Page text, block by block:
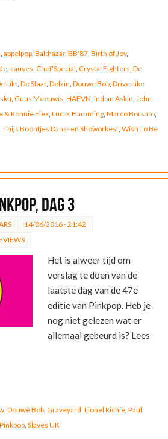
appelpop, Balthazar, BB'87, Birth of Joy,
, causes Chef'Special Crystal Fighters De
Likt, De Staat, Delain Douwe Bob, Drive Like
Guus Meeuwis HAEVN Indian Askin John
& Ronnie Flex, Lucas Hamming, Marco Borsato,
Thijs Boontjes Dans- en Showorkest, Wish To Be
dag 3
14/06/2016 - 21:42
Het is alweer tijd om
verslag te doen van de
laatste dag van de 47e
editie van Pinkpop. Heb je
nog niet gelezen wat er
allemaal gebeurd is? Lees
, Douwe Bob, Graveyard Lionel Richie, Paul
Pinkpop, Slaves UK